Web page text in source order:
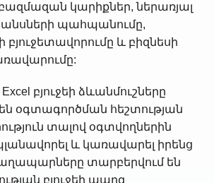
կարիքներ, ներառյալ
պահպանումը,
բյուջետավորումը և բիզնեսի
Excel բյուջեի ձևանմուշները
օգտագործման հեշտության
տալով օգտվողներին
և կառավարել իրենց
տարբերվում են
բյուջեի պարզ